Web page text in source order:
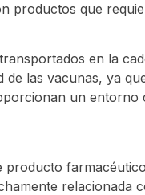
productos que
en la
las vacunas, ya
un entorno
producto
relacionada